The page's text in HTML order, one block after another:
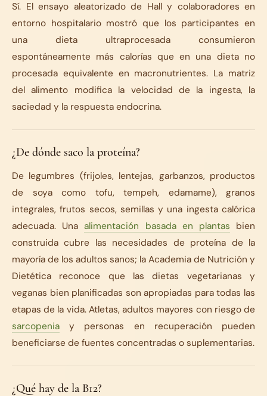
Sí. El ensayo aleatorizado de Hall y colaboradores en
entorno hospitalario mostró que los participantes en
una dieta ultraprocesada consumieron
espontáneamente más calorías que en una dieta no
procesada equivalente en macronutrientes. La matriz
del alimento modifica la velocidad de la ingesta, la
saciedad y la respuesta endocrina.
¿De dónde saco la proteína?
De legumbres (frijoles, lentejas, garbanzos, productos
de soya como tofu, tempeh, edamame), granos
integrales, frutos secos, semillas y una ingesta calórica
adecuada. Unaalimentación basada en plantas bien
construida cubre las necesidades de proteína de la
mayoría de los adultos sanos; la Academia de Nutrición y
Dietética reconoce que las dietas vegetarianas y
veganas bien planificadas son apropiadas para todas las
etapas de la vida. Atletas, adultos mayores con riesgo de
sarcopenia y personas en recuperación pueden
beneficiarse de fuentes concentradas o suplementarias.
¿Qué hay de la B12?